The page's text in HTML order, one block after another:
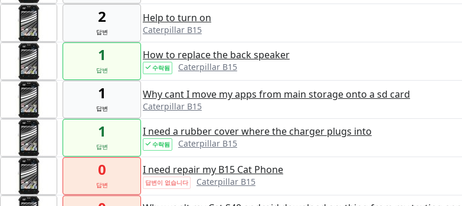
2
답변
Help to turn on
Caterpillar B15
1
답변
How to replace the back speaker
수락됨 Caterpillar B15
1
답변
Why cant I move my apps from main storage onto a sd card
Caterpillar B15
1
답변
I need a rubber cover where the charger plugs into
수락됨 Caterpillar B15
0
답변
I need repair my B15 Cat Phone
답변이 없습니다 Caterpillar B15